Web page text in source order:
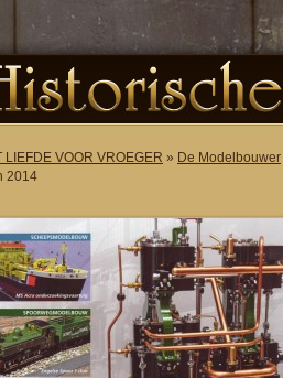
LIEFDE VOOR VROEGER » De Modelbouwer
2014